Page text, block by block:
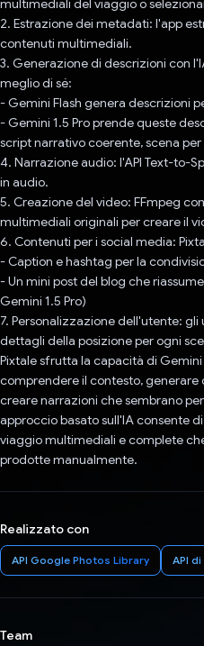
multimediali del viaggio o
2. Estrazione dei metadati: l'app
contenuti multimediali.
3. Generazione di descrizioni con
meglio di sé:
- Gemini Flash genera descrizioni
- Gemini 1.5 Pro prende queste
script narrativo coerente, scena per
4. Narrazione audio: l'API Text-to-
in audio.
5. Creazione del video: FFmpeg
multimediali originali per creare il
6. Contenuti per i social media:
- Caption e hashtag per la
- Un mini post del blog che
Gemini 1.5 Pro)
7. Personalizzazione dell'utente:
dettagli della posizione per ogni
Pixtale sfrutta la capacità di
comprendere il contesto,
creare narrazioni che sembrano
approccio basato sull'IA consente
viaggio multimediali e complete
prodotte manualmente.
Realizzato con
API Google Photos Library API
Team